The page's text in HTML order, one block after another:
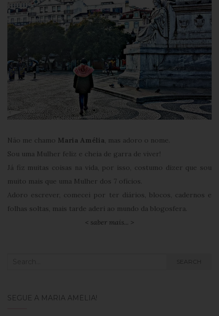
Não me chamo Maria Amélia, mas adoro o nome.
Sou uma Mulher feliz e cheia de garra de viver!
Já fiz muitas coisas na vida, por isso, costumo dizer que sou
muito mais que uma Mulher dos 7 ofícios.
Adoro escrever, comecei por ter diários, blocos, cadernos e
folhas soltas, mais tarde aderi ao mundo da blogosfera.
< saber mais... >
SEARCH
SEGUE A MARIA AMÉLIA!